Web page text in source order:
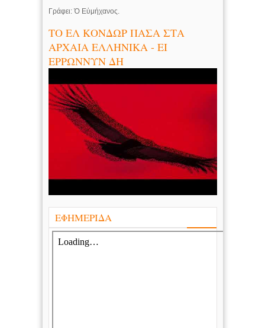
Γράφει: Ὁ Εὐμήχανος.
ΤΟ ΕΛ ΚΟΝΔΩΡ ΠΑΣΑ ΣΤΑ
ΑΡΧΑΙΑ ΕΛΛΗΝΙΚΑ - ΕΙ
ΕΡΡΩΝΝΥΝ ΔΗ
ΕΦΗΜΕΡΙΔΑ